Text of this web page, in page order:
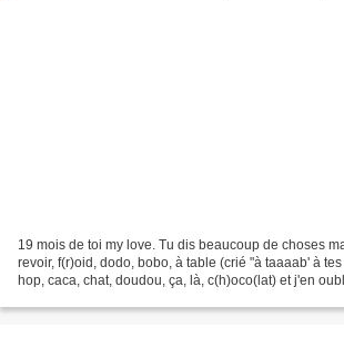
19 mois de toi my love. Tu dis beaucoup de choses
revoir, f(r)oid, dodo, bobo, à table (crié "à taaaab' à
hop, caca, chat, doudou, ça, là, c(h)oco(lat) et j'en